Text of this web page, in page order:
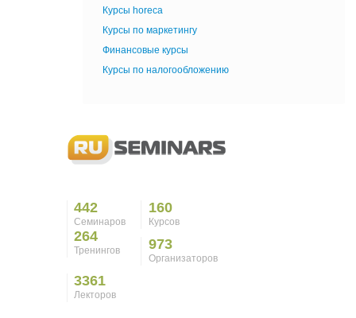
Курсы horeca
Курсы по маркетингу
Финансовые курсы
Курсы по налогообложению
442
Семинаров
160
Курсов
264
Тренингов 973
Организаторов
3361
Лекторов